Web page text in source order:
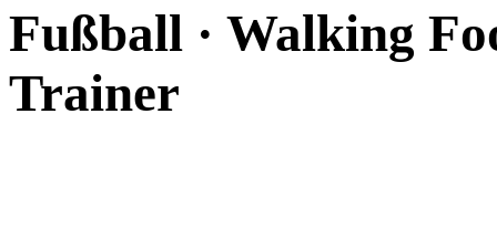
Fußball · Walking
Trainer